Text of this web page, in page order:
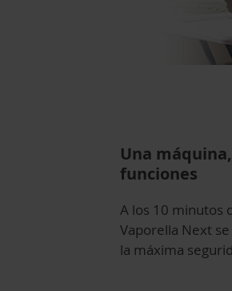
Una
funciones
A los 10 minutos
Vaporella Next
la máxima